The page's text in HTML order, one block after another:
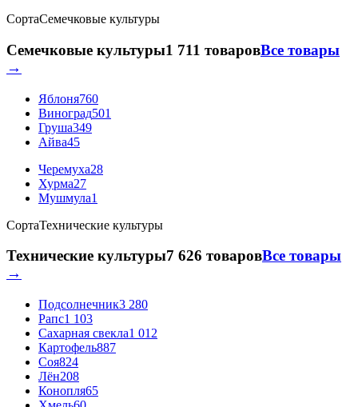
СортаСемечковые культуры
Семечковые культуры1 711 товаровВсе товары
→
Яблоня760
Виноград501
Груша349
Айва45
Черемуха28
Хурма27
Мушмула1
СортаТехнические культуры
Технические культуры7 626 товаровВсе товары
→
Подсолнечник3 280
Рапс1 103
Сахарная свекла1 012
Картофель887
Соя824
Лён208
Конопля65